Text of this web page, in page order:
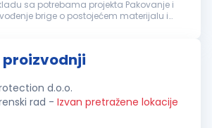
sa potrebama projekta Pakovanje i
brige o postojećem materijalu i
proizvodnji
d.o.o.
rad - Izvan pretražene lokacije